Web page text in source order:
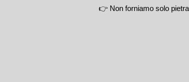
👉 Non forniamo solo